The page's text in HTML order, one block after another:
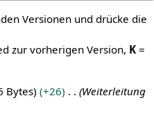
Versionen und drücke die
zur vorherigen Version, K =
Bytes +26
Weiterleitung